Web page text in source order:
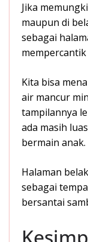
Jika
maupun di
sebagai
Kita bisa
air mancur
tampilannya
ada masih
bermain anak.
Halaman
sebagai
bersantai